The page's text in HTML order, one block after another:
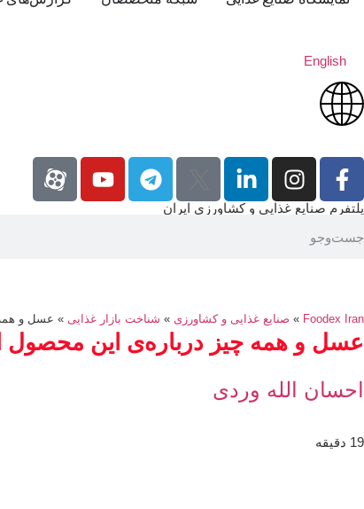
English
پلتفرم صنایع غذایی و کشاورزی ایران
Foodex Iran
» صنایع غذایی و کشاورزی » شناخت بازار غذایی » عسل و
عسل و همه چیز درباره‌ی این محصول
احسان الله وردی
19 دقیقه